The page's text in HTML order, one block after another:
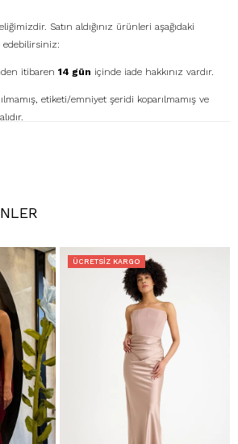
Satın aldığınız ürünleri aşağıdaki
edebilirsiniz:
itibaren 14 gün içinde iade hakkınız vardır.
etiketi/emniyet şeridi koparılmamış ve
onaylandıktan sonra kredi kartı ödemeleri 7 iş
olması durumunda, stoklarımızda varsa
yoksa kesintisiz ücret iadesi gerçekleştirilir.
Mah. Halkevi Cad. No 11 SpringStore - Ortahisar
085053217175
ÜCRETSIZ KARGO